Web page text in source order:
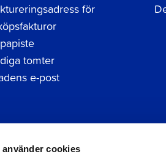
cookies
för
tomter
e-post
Instagram
LinkedIn